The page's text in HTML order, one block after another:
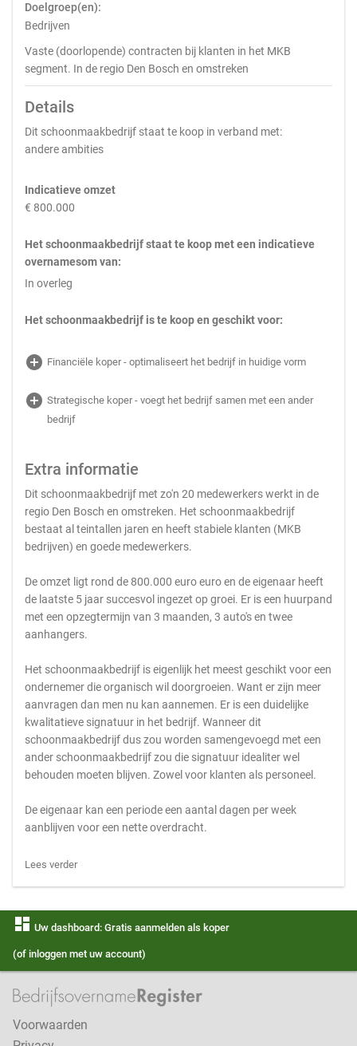
Doelgroep(en):
Bedrijven
Vaste (doorlopende) contracten bij klanten in het MKB
segment. In de regio Den Bosch en omstreken
Details
Dit schoonmaakbedrijf staat te koop in verband met:
andere ambities
Indicatieve omzet
€ 800.000
Het schoonmaakbedrijf staat te koop met een indicatieve
overnamesom van:
In overleg
Het schoonmaakbedrijf is te koop en geschikt voor:
add_circle Financiële koper - optimaliseert het bedrijf in huidige vorm
add_circle Strategische koper - voegt het bedrijf samen met een ander
bedrijf
Extra informatie
Dit schoonmaakbedrijf met zo'n 20 medewerkers werkt in de
regio Den Bosch en omstreken. Het schoonmaakbedrijf
bestaat al teintallen jaren en heeft stabiele klanten (MKB
bedrijven) en goede medewerkers.
De omzet ligt rond de 800.000 euro euro en de eigenaar heeft
de laatste 5 jaar succesvol ingezet op groei. Er is een huurpand
met een opzegtermijn van 3 maanden, 3 auto's en twee
aanhangers.
Het schoonmaakbedrijf is eigenlijk het meest geschikt voor een
ondernemer die organisch wil doorgroeien. Want er zijn meer
aanvragen dan men nu kan aannemen. Er is een duidelijke
kwalitatieve signatuur in het bedrijf. Wanneer dit
schoonmaakbedrijf dus zou worden samengevoegd met een
ander schoonmaakbedrijf zou die signatuur idealiter wel
behouden moeten blijven. Zowel voor klanten als personeel.
De eigenaar kan een periode een aantal dagen per week
aanblijven voor een nette overdracht.
Lees verder
dashboard Uw dashboard: Gratis aanmelden als koper
(of inloggen met uw account)
Voorwaarden